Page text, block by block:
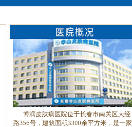
博润皮肤病医院位于长春市南关区大经
路356号，建筑面积3300余平方米，是一家